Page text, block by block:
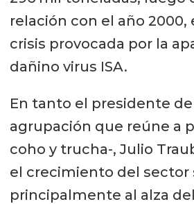
relación con el año 2000,
crisis provocada por la
dañino virus ISA.
En tanto el presidente
agrupación que reúne a
coho y trucha-, Julio
el crecimiento del sector
principalmente al alza